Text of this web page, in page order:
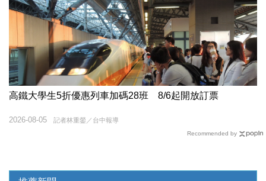
高鐵大學生5折優惠列車加碼28班 8/6起開放訂票
記者林重鎣／台中報導
2026-08-05
Recommended by